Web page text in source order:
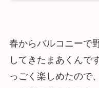
春からバルコニーで
してきたまあくんで
っごく楽しめたので